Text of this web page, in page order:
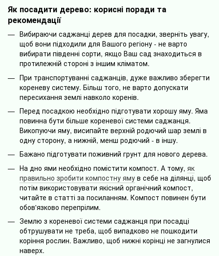
Як посадити дерево: корисні поради та
рекомендації
Вибираючи саджанці дерев для посадки, зверніть увагу,
щоб вони підходили для Вашого регіону - не варто
вибирати південні сорти, якщо Ваш сад знаходиться в
протилежній стороні з іншим кліматом.
При транспортуванні саджанців, дуже важливо зберегти
кореневу систему. Більш того, не варто допускати
пересихання землі навколо коренів.
Перед посадкою необхідно підготувати хорошу яму. Яма
повинна бути більше кореневої системи саджанця.
Викопуючи яму, висипайте верхній родючий шар землі в
одну сторону, а нижній, менш родючий - в іншу.
Бажано підготувати поживний грунт для нового дерева.
На дно ями необхідно помістити компост. А тому, як
правильно зробити компостну яму в себе на ділянці, щоб
потім використовувати якісний органічний компост,
читайте в статті за посиланням. Компост повинен бути
обов'язково перепрілим.
Землю з кореневої системи саджанця при посадці
обтрушувати не треба, щоб випадково не пошкодити
коріння рослин. Важливо, щоб нижні корінці не загнулися
наверх.